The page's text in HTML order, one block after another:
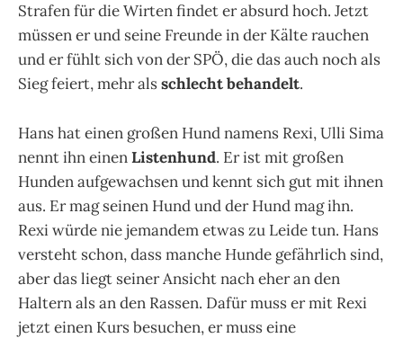
Strafen für die Wirten findet er absurd hoch. Jetzt
müssen er und seine Freunde in der Kälte rauchen
und er fühlt sich von der SPÖ, die das auch noch als
Sieg feiert, mehr alsschlecht behandelt.
Hans hat einen großen Hund namens Rexi, Ulli Sima
nennt ihn einenListenhund. Er ist mit großen
Hunden aufgewachsen und kennt sich gut mit ihnen
aus. Er mag seinen Hund und der Hund mag ihn.
Rexi würde nie jemandem etwas zu Leide tun. Hans
versteht schon, dass manche Hunde gefährlich sind,
aber das liegt seiner Ansicht nach eher an den
Haltern als an den Rassen. Dafür muss er mit Rexi
jetzt einen Kurs besuchen, er muss eine